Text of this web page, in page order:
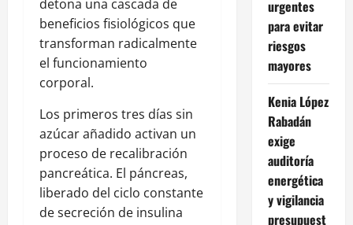
detona una cascada de
beneficios fisiológicos que
transforman radicalmente
el funcionamiento
corporal.
Los primeros tres días sin
azúcar añadido activan un
proceso de recalibración
pancreática. El páncreas,
liberado del ciclo constante
de secreción de insulina
urgentes
para evitar
riesgos
mayores
Kenia López
Rabadán
exige
auditoría
energética
y vigilancia
presupuest